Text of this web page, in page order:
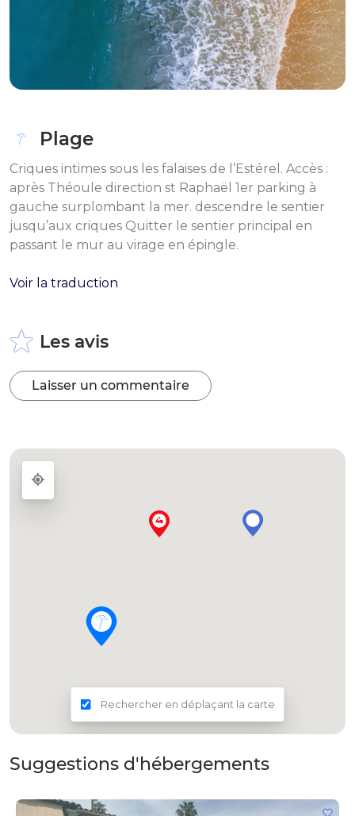
Plage
Criques intimes sous les falaises de l’Estérel. Accès :
après Théoule direction st Raphaël 1er parking à
gauche surplombant la mer. descendre le sentier
jusqu’aux criques Quitter le sentier principal en
passant le mur au virage en épingle.
Voir la traduction
Les avis
Laisser un commentaire
Rechercher en déplaçant la carte
Suggestions d'hébergements